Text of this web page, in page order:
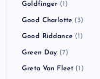
Goldfinger (1)
Good Charlotte (3)
Good Riddance (1)
Green Day (7)
Greta Van Fleet (1)